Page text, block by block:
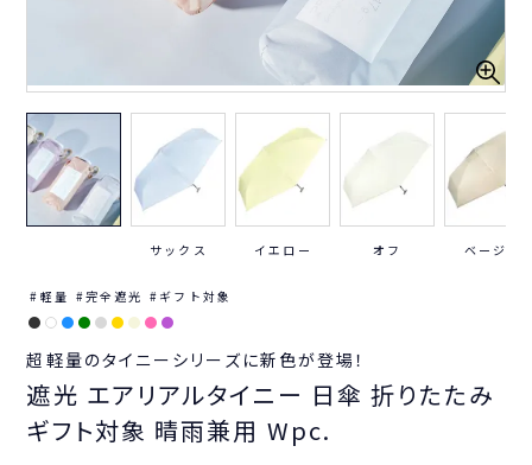
サックス イエロー オフ ベージュ
軽量 完全遮光 ギフト対象
超軽量のタイニーシリーズに新色が登場！
遮光 エアリアルタイニー 日傘 折りたたみ
ギフト対象 晴雨兼用 Wpc.